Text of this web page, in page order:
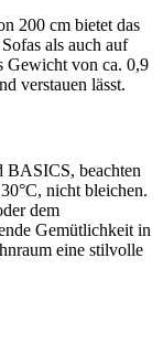
200 cm bietet das
als auch auf
Gewicht von ca. 0,9
verstauen lässt.
BASICS, beachten
nicht bleichen.
dem
Gemütlichkeit in
eine stilvolle